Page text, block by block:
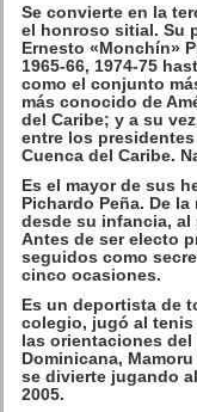
Se convierte en la
el honroso sitial. Su
Ernesto «Monchín»
1965-66, 1974-75
como el conjunto
más conocido de
del Caribe; y a su
entre los
Cuenca del Caribe.
Es el mayor de sus
Pichardo Peña. De
desde su infancia,
Antes de ser electo
seguidos como
cinco ocasiones.
Es un deportista de
colegio, jugó al
las orientaciones del
Dominicana,
se divierte jugando
2005.